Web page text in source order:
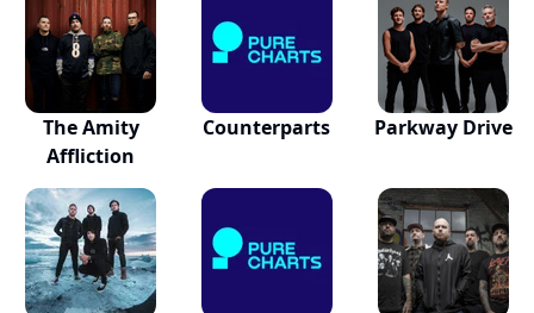
The Amity
Affliction
Counterparts Parkway Drive